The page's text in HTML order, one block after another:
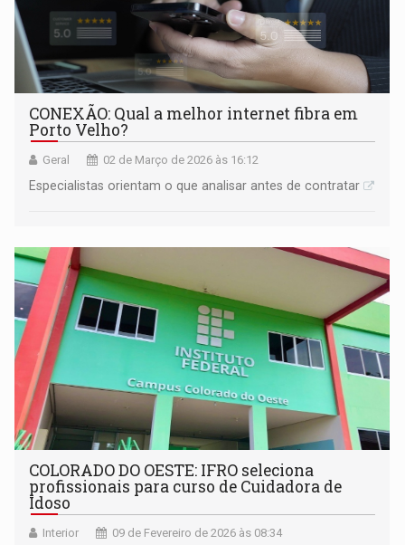
CONEXÃO: Qual a melhor internet fibra em
Porto Velho?
Geral 02 de Março de 2026 às 16:12
Especialistas orientam o que analisar antes de contratar
COLORADO DO OESTE: IFRO seleciona
profissionais para curso de Cuidadora de
Idoso
Interior 09 de Fevereiro de 2026 às 08:34